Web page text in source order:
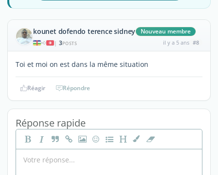
kounet dofendo terence sidney Nouveau membre
| 3POSTS il y a 5 ans #8
Toi et moi on est dans la même situation
Réagir Répondre
Réponse rapide